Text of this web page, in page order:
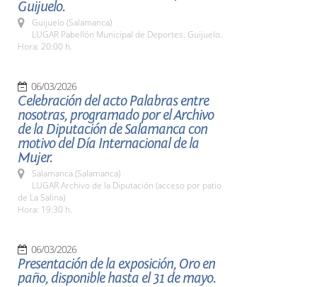
Guijuelo.
Guijuelo (Salamanca)
LUGAR Pabellón Municipal de Deportes. Guijuelo.
Hora: 20:00 h.
06/03/2026
Celebración del acto Palabras entre
nosotras, programado por el Archivo
de la Diputación de Salamanca con
motivo del Día Internacional de la
Mujer.
Salamanca (Salamanca)
LUGAR Archivo de la Diputación (acceso por patio
de La Salina)
Hora: 19:30 h.
06/03/2026
Presentación de la exposición, Oro en
paño, disponible hasta el 31 de mayo.